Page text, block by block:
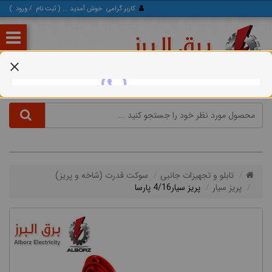
کاربر گرامی خوش آمدید ... ( ثبت‌ نام /ورود )
تابلو و تجهیزات جانبی
سوكت قدرت (شاخه و پريز)
پریز سیار
پریز سیار4/16 پارسا